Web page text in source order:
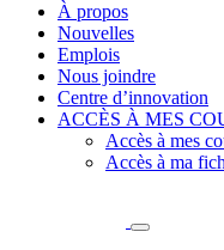
À propos
Nouvelles
Emplois
Nous joindre
Centre d’innovation
ACCÈS À MES
Accès à mes
Accès à ma